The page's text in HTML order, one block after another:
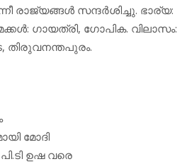
രാജ്യങ്ങള്‍ സന്ദര്‍ശിച്ചു. ഭാര്യ:
ഗായത്രി, ഗോപിക. വിലാസം:
തിരുവനന്തപുരം.
മോദി
ഉഷ വരെ